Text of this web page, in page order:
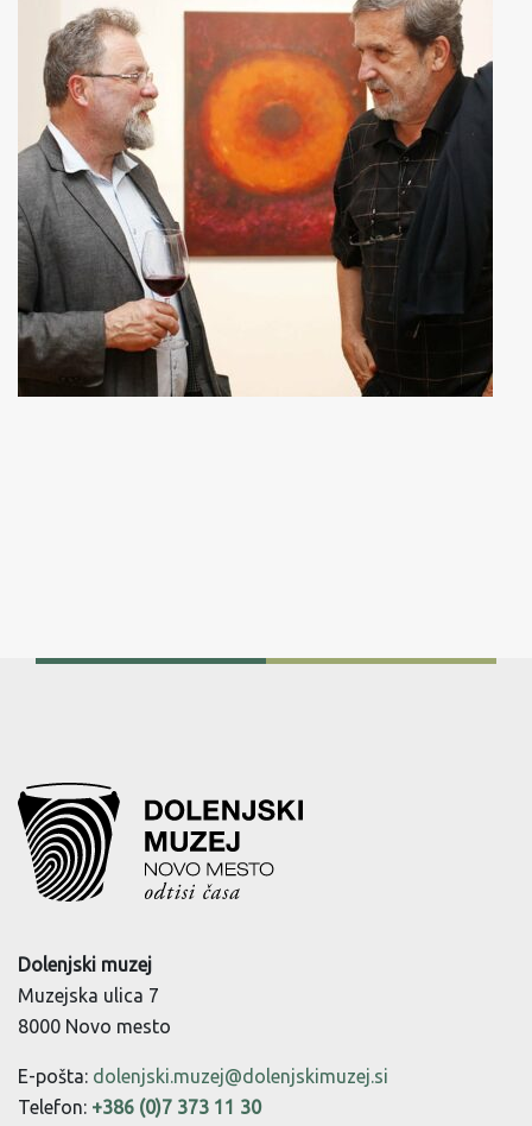
Dolenjski muzej
Muzejska ulica 7
8000 Novo mesto
E-pošta: dolenjski.muzej@dolenjskimuzej.si
Telefon: +386 (0)7 373 11 30